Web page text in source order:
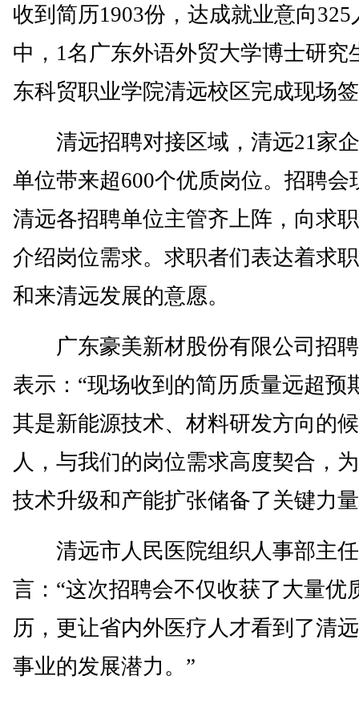
收到简历1903份，达成就业意向325
中，1名广东外语外贸大学博士研究
东科贸职业学院清远校区完成现场
清远招聘对接区域，清远21家
单位带来超600个优质岗位。招聘会
清远各招聘单位主管齐上阵，向求
介绍岗位需求。求职者们表达着求
和来清远发展的意愿。
广东豪美新材股份有限公司招
表示：“现场收到的简历质量远超预
其是新能源技术、材料研发方向的
人，与我们的岗位需求高度契合，
技术升级和产能扩张储备了关键力
清远市人民医院组织人事部主
言：“这次招聘会不仅收获了大量优
历，更让省内外医疗人才看到了清
事业的发展潜力。”